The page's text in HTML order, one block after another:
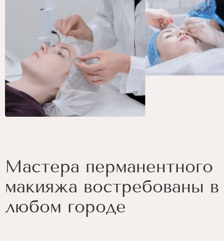
Мастера перманентного
макияжа востребованы в
любом городе